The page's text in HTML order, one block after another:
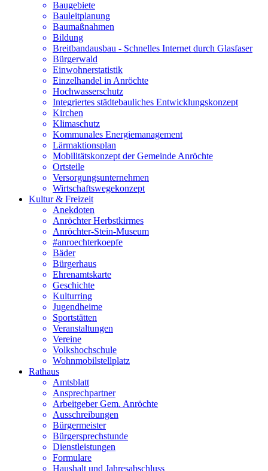
Baugebiete
Bauleitplanung
Baumaßnahmen
Bildung
Breitbandausbau - Schnelles Internet durch Glasfaser
Bürgerwald
Einwohnerstatistik
Einzelhandel in Anröchte
Hochwasserschutz
Integriertes städtebauliches Entwicklungskonzept
Kirchen
Klimaschutz
Kommunales Energiemanagement
Lärmaktionsplan
Mobilitätskonzept der Gemeinde Anröchte
Ortsteile
Versorgungsunternehmen
Wirtschaftswegekonzept
Kultur & Freizeit
Anekdoten
Anröchter Herbstkirmes
Anröchter-Stein-Museum
#anroechterkoepfe
Bäder
Bürgerhaus
Ehrenamtskarte
Geschichte
Kulturring
Jugendheime
Sportstätten
Veranstaltungen
Vereine
Volkshochschule
Wohnmobilstellplatz
Rathaus
Amtsblatt
Ansprechpartner
Arbeitgeber Gem. Anröchte
Ausschreibungen
Bürgermeister
Bürgersprechstunde
Dienstleistungen
Formulare
Haushalt und Jahresabschluss